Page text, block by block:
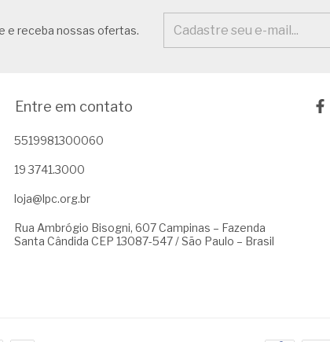
e receba nossas ofertas.
Entre em contato
5519981300060
19 3741.3000
loja@lpc.org.br
Rua Ambrógio Bisogni, 607 Campinas – Fazenda
Santa Cândida CEP 13087-547 / São Paulo – Brasil